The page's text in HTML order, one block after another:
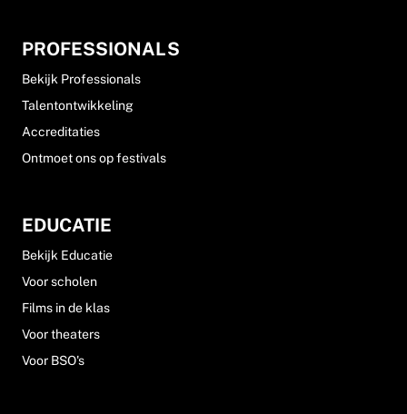
PROFESSIONALS
Bekijk Professionals
Talentontwikkeling
Accreditaties
Ontmoet ons op festivals
EDUCATIE
Bekijk Educatie
Voor scholen
Films in de klas
Voor theaters
Voor BSO's